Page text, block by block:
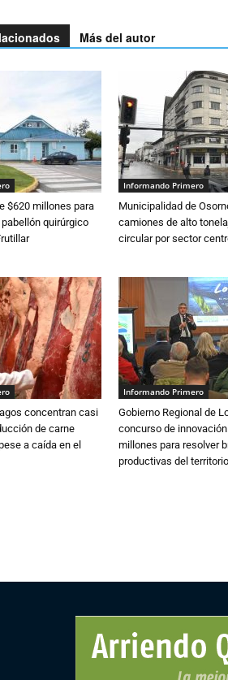
Más del autor
$620 millones para
quirúrgico
Informando Primero
Municipalidad de
camiones de alto
circular por sector
concentran casi
de carne
a caída en el
Informando Primero
Gobierno Regional de
concurso de
millones para resolver
productivas del territorio